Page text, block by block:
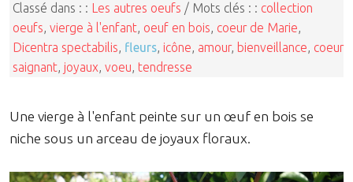
Classé dans : :
Les autres oeufs / Mots clés : : collection
oeufs, vierge à l'enfant, oeuf en bois, coeur de Marie,
Dicentra spectabilis, fleurs, icône, amour, bienveillance, coeur
saignant, joyaux, voeu, tendresse
Une vierge à l'enfant peinte sur un œuf en bois se
niche sous un arceau de joyaux floraux.